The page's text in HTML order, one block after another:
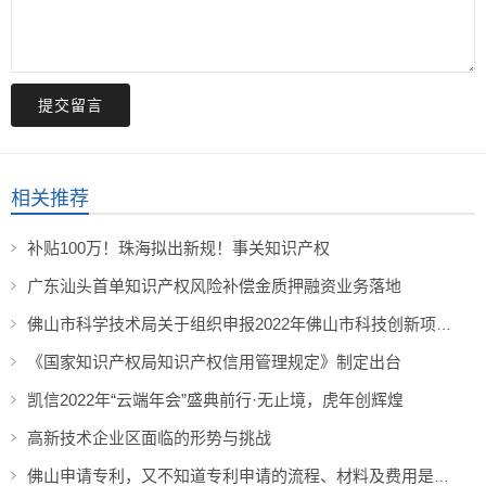
提交留言
相关推荐
补贴100万！珠海拟出新规！事关知识产权
广东汕头首单知识产权风险补偿金质押融资业务落地
佛山市科学技术局关于组织申报2022年佛山市科技创新项目（重大科技专项配套奖补等）的通知
《国家知识产权局知识产权信用管理规定》制定出台
凯信2022年“云端年会”盛典前行·无止境，虎年创辉煌
高新技术企业区面临的形势与挑战
佛山申请专利，又不知道专利申请的流程、材料及费用是什么？